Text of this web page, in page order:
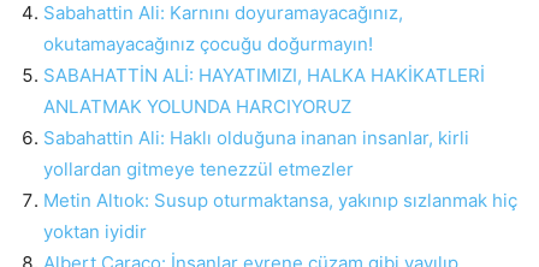
Sabahattin Ali: Karnını doyuramayacağınız,
okutamayacağınız çocuğu doğurmayın!
SABAHATTİN ALİ: HAYATIMIZI, HALKA HAKİKATLERİ
ANLATMAK YOLUNDA HARCIYORUZ
Sabahattin Ali: Haklı olduğuna inanan insanlar, kirli
yollardan gitmeye tenezzül etmezler
Metin Altıok: Susup oturmaktansa, yakınıp sızlanmak hiç
yoktan iyidir